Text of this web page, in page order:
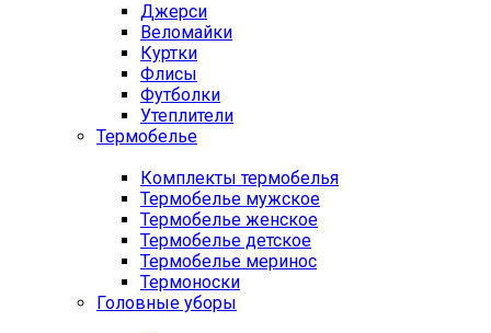
Джерси
Веломайки
Куртки
Флисы
Футболки
Утеплители
Термобелье
Комплекты термобелья
Термобелье мужское
Термобелье женское
Термобелье детское
Термобелье меринос
Термоноски
Головные уборы